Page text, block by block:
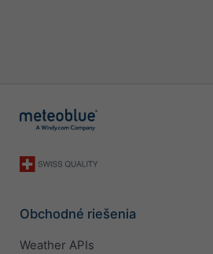
Obchodné riešenia
Weather APIs